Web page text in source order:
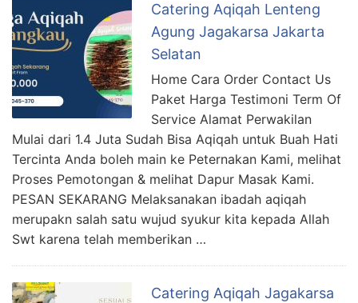
Catering Aqiqah Lenteng
Agung Jagakarsa Jakarta
Selatan
Home Cara Order Contact Us
Paket Harga Testimoni Term Of
Service Alamat Perwakilan
Mulai dari 1.4 Juta Sudah Bisa Aqiqah untuk Buah Hati
Tercinta Anda boleh main ke Peternakan Kami, melihat
Proses Pemotongan & melihat Dapur Masak Kami.
PESAN SEKARANG Melaksanakan ibadah aqiqah
merupakn salah satu wujud syukur kita kepada Allah
Swt karena telah memberikan …
Catering Aqiqah Jagakarsa